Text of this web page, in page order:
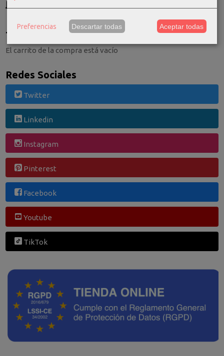
Consultar Destinos
Tu Carrito (0)
El carrito de la compra está vacío
Redes Sociales
Twitter
Linkedin
Instagram
Pinterest
Facebook
Youtube
TikTok
Preferencias Descartar todas Aceptar todas